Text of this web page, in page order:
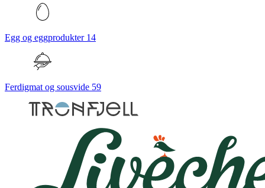
Egg og eggprodukter 14
Ferdigmat og sousvide 59